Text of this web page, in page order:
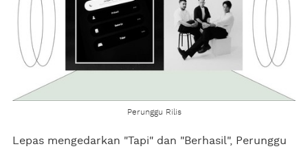
Perunggu Rilis
Lepas mengedarkan "Tapi" dan "Berhasil", Perunggu